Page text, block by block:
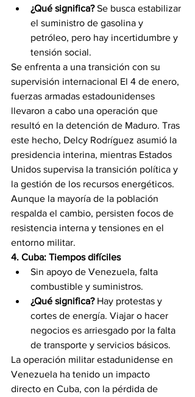
¿Qué significa? Se busca estabilizar
el suministro de gasolina y
petróleo, pero hay incertidumbre y
tensión social.
Se enfrenta a una transición con su
supervisión internacional El 4 de enero,
fuerzas armadas estadounidenses
llevaron a cabo una operación que
resultó en la detención de Maduro. Tras
este hecho, Delcy Rodríguez asumió la
presidencia interina, mientras Estados
Unidos supervisa la transición política y
la gestión de los recursos energéticos.
Aunque la mayoría de la población
respalda el cambio, persisten focos de
resistencia interna y tensiones en el
entorno militar.
4. Cuba: Tiempos difíciles
Sin apoyo de Venezuela, falta
combustible y suministros.
¿Qué significa? Hay protestas y
cortes de energía. Viajar o hacer
negocios es arriesgado por la falta
de transporte y servicios básicos.
La operación militar estadunidense en
Venezuela ha tenido un impacto
directo en Cuba, con la pérdida de